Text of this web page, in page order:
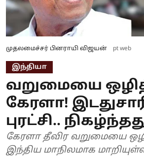
முதலமைச்சர் பினராயி விஜயன் pt web
இந்தியா
வறுமையை
கேரளா!
புரட்சி..
கேரளா தீவிர வறுமையை
இந்திய மாநிலமாக